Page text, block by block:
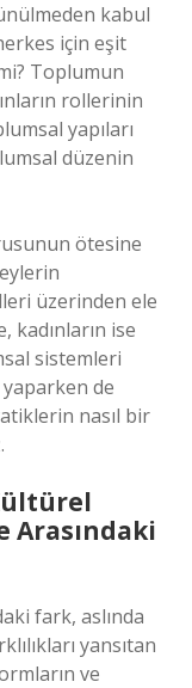
kabul
için eşit
Toplumun
rollerinin
yapıları
düzenin
ötesine
üzerinden ele
kadınların ise
sistemleri
de
nasıl bir
Arasındaki
fark, aslında
yansıtan
ve